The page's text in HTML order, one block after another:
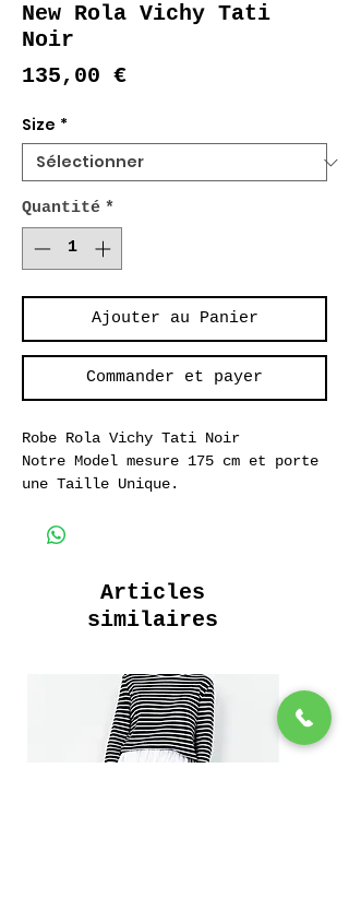
New Rola Vichy Tati
Noir
135,00 €Prix
Size *
Quantité *
Ajouter au Panier
Commander et payer
Robe Rola Vichy Tati Noir
Notre Model mesure 175 cm et porte
une Taille Unique.
Articles
similaires